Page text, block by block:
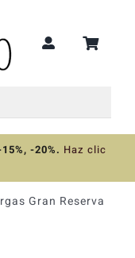
-20%. Haz clic
Gran Reserva